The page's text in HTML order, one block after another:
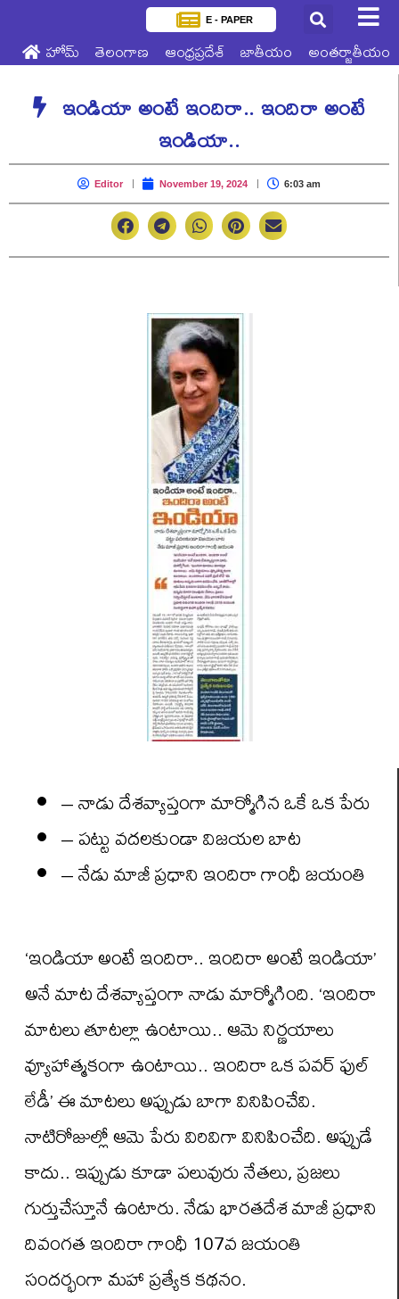
E - PAPER
హోమ్ తెలంగాణ ఆంధ్రప్రదేశ్ జాతీయం అంతర్జాతీయం
ఇండియా అంటే ఇందిరా.. ఇందిరా అంటే
ఇండియా..
Editor November 19, 2024 6:03 am
– నాడు దేశవ్యాప్తంగా మార్మోగిన ఒకే ఒక పేరు
– పట్టు వదలకుండా విజయల బాట
– నేడు మాజీ ప్రధాని ఇందిరా గాంధీ జయంతి
‘ఇండియా అంటే ఇందిరా.. ఇందిరా అంటే ఇండియా’
అనే మాట దేశవ్యాప్తంగా నాడు మార్మోగింది. ‘ఇందిరా
మాటలు తూటల్లా ఉంటాయి.. ఆమె నిర్ణయాలు
వ్యూహాత్మకంగా ఉంటాయి.. ఇందిరా ఒక పవర్ ఫుల్
లేడీ’ ఈ మాటలు అప్పుడు బాగా వినిపించేవి.
నాటిరోజుల్లో ఆమె పేరు విరివిగా వినిపించేది. అప్పుడే
కాదు.. ఇప్పుడు కూడా పలువురు నేతలు, ప్రజలు
గుర్తుచేస్తూనే ఉంటారు. నేడు భారతదేశ మాజీ ప్రధాని
దివంగత ఇందిరా గాంధీ 107వ జయంతి
సందర్భంగా మహా ప్రత్యేక కథనం.